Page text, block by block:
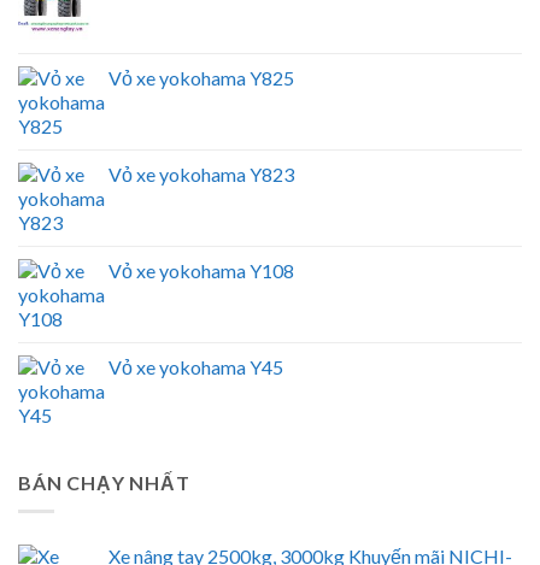
Vỏ xe yokohama Y825
Vỏ xe yokohama Y823
Vỏ xe yokohama Y108
Vỏ xe yokohama Y45
BÁN CHẠY NHẤT
Xe nâng tay 2500kg, 3000kg Khuyến mãi NICHI-